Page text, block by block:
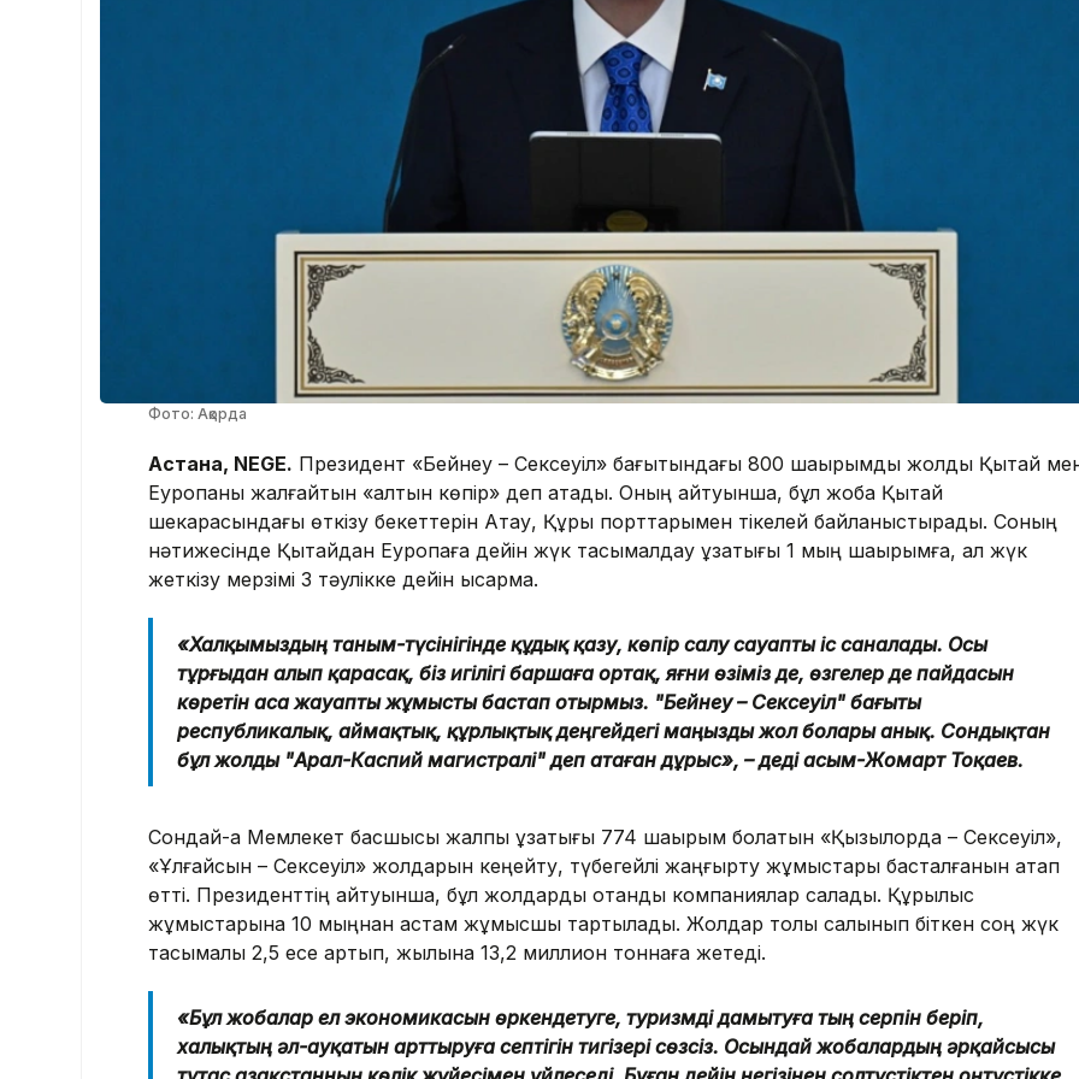
Фото: Ақорда
Астана, NEGE. Президент «Бейнеу – Сексеуіл» бағытындағы 800 шақырымдық жолды Қытай
Еуропаны жалғайтын «алтын көпір» деп атады. Оның айтуынша, бұл жоба Қытай
шекарасындағы өткізу бекеттерін Ақтау, Құрық порттарымен тікелей байланыстырады. Соның
нәтижесінде Қытайдан Еуропаға дейін жүк тасымалдау ұзақтығы 1 мың шақырымға, ал жүк
жеткізу мерзімі 3 тәулікке дейін қысқармақ.
«Халқымыздың таным-түсінігінде құдық қазу, көпір салу сауапты іс саналады. Осы
тұрғыдан алып қарасақ, біз игілігі баршаға ортақ, яғни өзіміз де, өзгелер де пайдасын
көретін аса жауапты жұмысты бастап отырмыз. "Бейнеу – Сексеуіл" бағыты
республикалық, аймақтық, құрлықтық деңгейдегі маңызды жол болары анық. Сондықтан
бұл жолды "Арал-Каспий магистралі" деп атаған дұрыс», – деді Қасым-Жомарт Тоқаев.
Сондай-ақ Мемлекет басшысы жалпы ұзақтығы 774 шақырым болатын «Қызылорда – Сексеуіл»,
«Ұлғайсын – Сексеуіл» жолдарын кеңейту, түбегейлі жаңғырту жұмыстары басталғанын атап
өтті. Президенттің айтуынша, бұл жолдарды отандық компаниялар салады. Құрылыс
жұмыстарына 10 мыңнан астам жұмысшы тартылады. Жолдар толық салынып біткен соң жүк
тасымалы 2,5 есе артып, жылына 13,2 миллион тоннаға жетеді.
«Бұл жобалар ел экономикасын өркендетуге, туризмді дамытуға тың серпін беріп,
халықтың әл-ауқатын арттыруға септігін тигізері сөзсіз. Осындай жобалардың әрқайсысы